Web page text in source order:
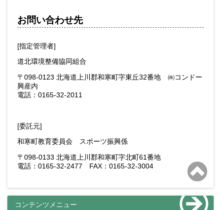
お問い合わせ先
[指定管理者]
道北環境整備協同組合
〒098-0123 北海道上川郡和寒町字東丘32番地 ㈱コンドー
興産内
電話：0165-32-2011
[委託元]
和寒町教育委員会 スポーツ振興係
〒098-0133 北海道上川郡和寒町字北町61番地
電話：0165-32-2477 FAX：0165-32-3004
コンテンツメニュー